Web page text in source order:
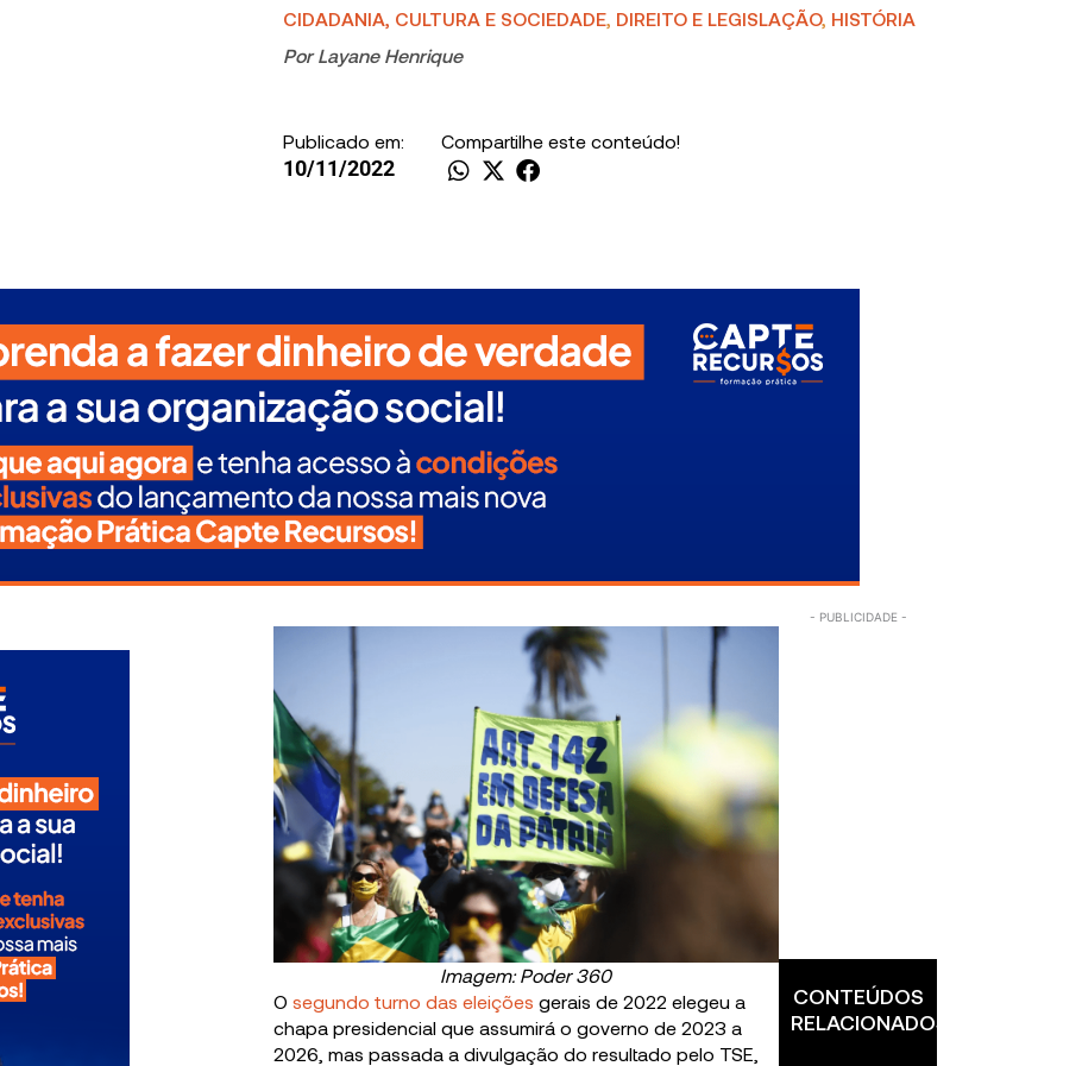
CIDADANIA, CULTURA E SOCIEDADE DIREITO E LEGISLAÇÃO, HISTÓRIA
Por Layane Henrique
Publicado em:
10/11/2022
Compartilhe este conteúdo!
Imagem: Poder 360
O segundo turno das eleições gerais de 2022 elegeu a
chapa presidencial que assumirá o governo de 2023 a
2026, mas passada a divulgação do resultado pelo TSE,
CONTEÚDOS
RELACIONADOS